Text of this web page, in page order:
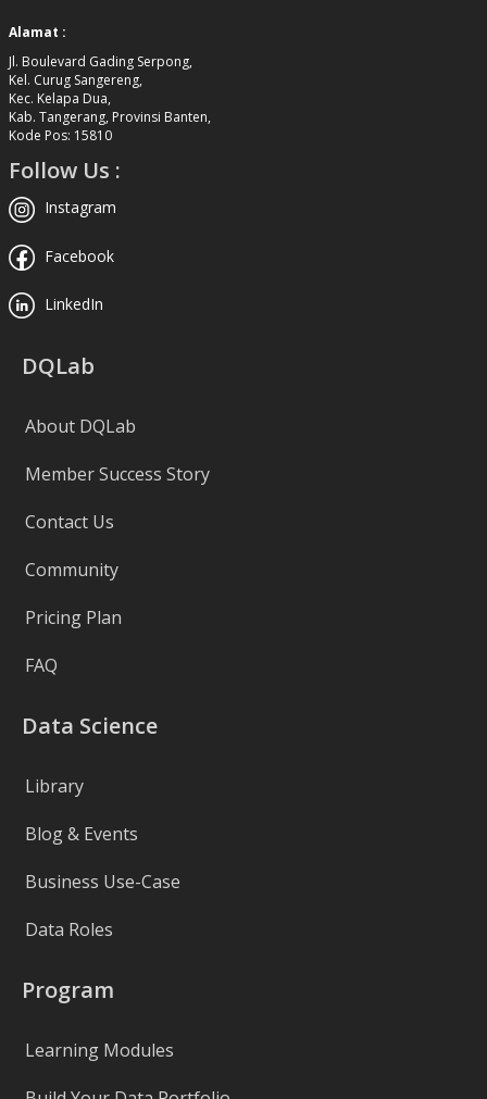
Alamat :
Jl. Boulevard Gading Serpong,
Kel. Curug Sangereng,
Kec. Kelapa Dua,
Kab. Tangerang, Provinsi Banten,
Kode Pos: 15810
Follow Us :
Instagram
Facebook
LinkedIn
DQLab
About DQLab
Member Success Story
Contact Us
Community
Pricing Plan
FAQ
Data Science
Library
Blog & Events
Business Use-Case
Data Roles
Program
Learning Modules